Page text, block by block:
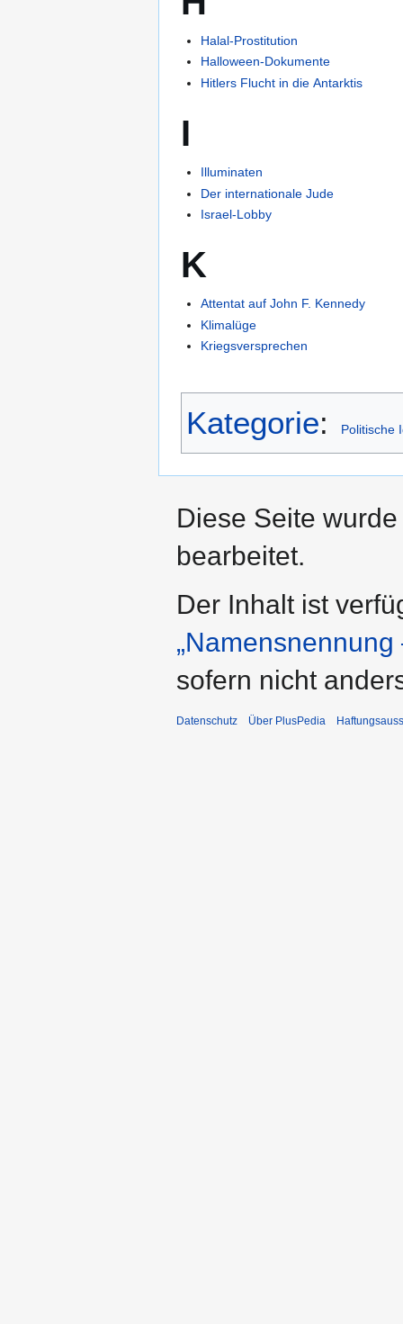
Halal-Prostitution
Halloween-Dokumente
Hitlers Flucht in die Antarktis
I
Illuminaten
Der internationale Jude
Israel-Lobby
K
Attentat auf John F. Kennedy
Klimalüge
Kriegsversprechen
Kategorie: Politische
Diese Seite
bearbeitet.
Der Inhalt ist
sofern nicht
Datenschutz Über PlusPedia